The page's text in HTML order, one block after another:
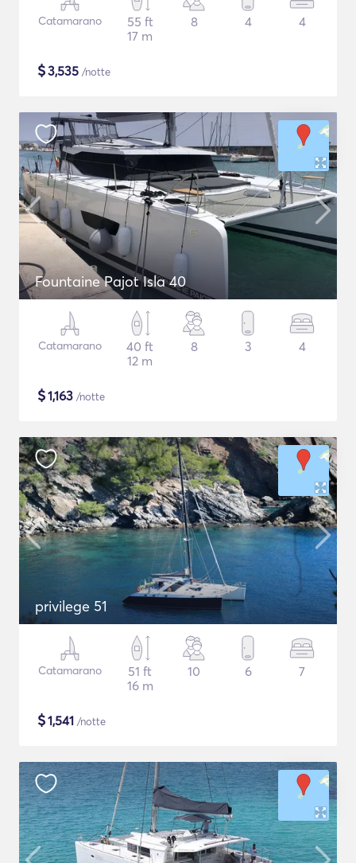
Catamarano
55 ft
17 m
8 4 4
$3,535 /notte
Fountaine Pajot Isla 40
Catamarano
40 ft
12 m
8 3 4
$1,163 /notte
privilege 51
Catamarano
51 ft
16 m
10 6 7
$1,541 /notte